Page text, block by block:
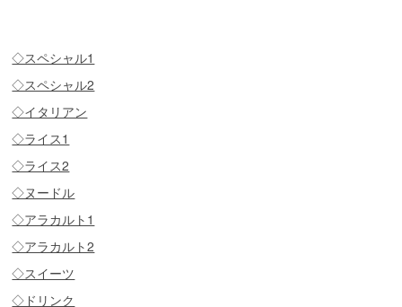
◇スペシャル1
◇スペシャル2
◇イタリアン
◇ライス1
◇ライス2
◇ヌードル
◇アラカルト1
◇アラカルト2
◇スイーツ
◇ドリンク